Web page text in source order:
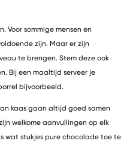
Voor sommige mensen en
zijn. Maar er zijn
te brengen. Stem deze ook
Bij een maaltijd serveer je
bijvoorbeeld.
kaas gaan altijd goed samen
welkome aanvullingen op elk
wat stukjes pure chocolade toe te